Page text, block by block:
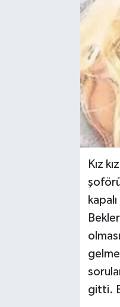
Kız
gitti.